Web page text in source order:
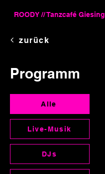
ROODY // Tanzcafé Giesing
zurück
Programm
Alle
Live-Musik
DJs